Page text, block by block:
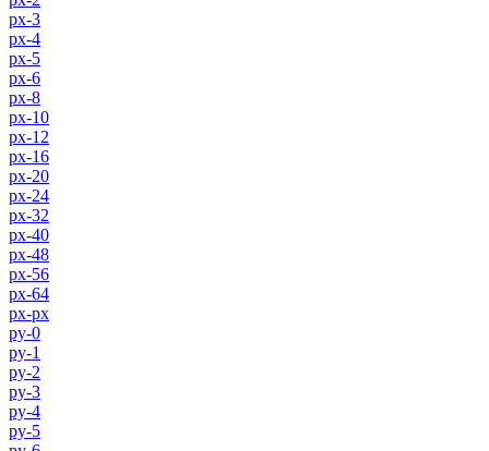
px-3
px-4
px-5
px-6
px-8
px-10
px-12
px-16
px-20
px-24
px-32
px-40
px-48
px-56
px-64
px-px
py-0
py-1
py-2
py-3
py-4
py-5